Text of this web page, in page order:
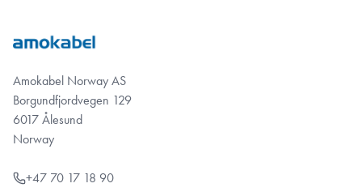
Amokabel Norway AS
Borgundfjordvegen 129
6017 Ålesund
Norway
+47 70 17 18 90